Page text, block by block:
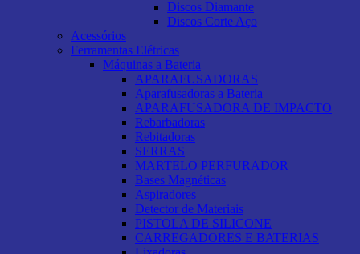
Discos Diamante
Discos Corte Aço
Acessórios
Ferramentas Elétricas
Máquinas a Bateria
APARAFUSADORAS
Aparafusadoras a Bateria
APARAFUSADORA DE IMPACTO
Rebarbadoras
Rebitadoras
SERRAS
MARTELO PERFURADOR
Bases Magnéticas
Aspiradores
Detector de Materiais
PISTOLA DE SILICONE
CARREGADORES E BATERIAS